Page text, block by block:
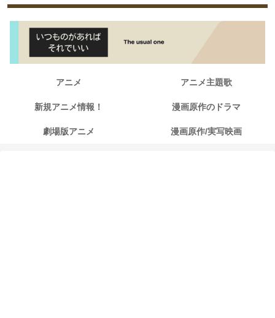
アニメ アニメ主題歌
新規アニメ情報！ 漫画原作のドラマ
劇場版アニメ 漫画原作/実写映画